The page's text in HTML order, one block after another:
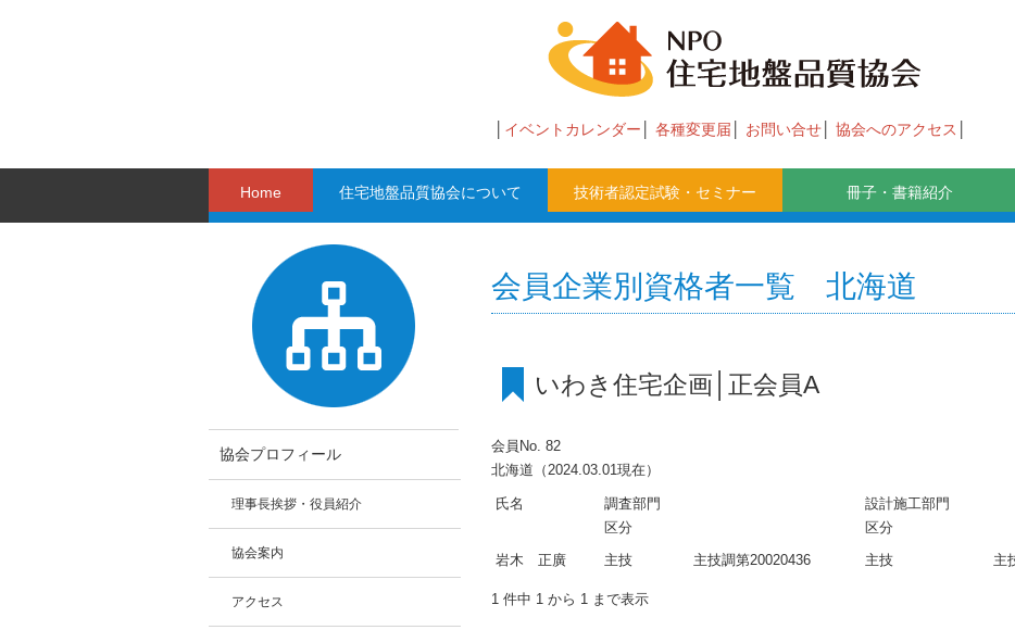
イベントカレンダー 各種変更届 お問い合せ 協会へのアクセス
Home 住宅地盤品質協会について 技術者認定試験・セミナー 冊子・書籍紹介
協会プロフィール
理事長挨拶・役員紹介
協会案内
アクセス
会員企業別資格者一覧 北海道
いわき住宅企画│正会員A
会員No. 82
北海道（2024.03.01現在）
氏名
調査部門
区分
設計施工部門
区分
岩木 正廣 主技 主技調第20020436 主技 主
1 件中 1 から 1 まで表示